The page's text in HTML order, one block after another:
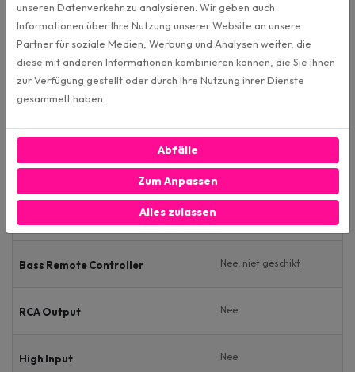
RMS Vermogen 2x 4Ω 300W
Low Pass 50 - 250 Hz
Bass Boost 0-12dB (traploos)
Bass Remote Controller Nee, niet geschikt
RCA Output Nee
High Input Nee
unseren Datenverkehr zu analysieren. Wir geben auch
Informationen über Ihre Nutzung unserer Website an unsere
Partner für soziale Medien, Werbung und Analysen weiter, die
diese mit anderen Informationen kombinieren können, die Sie ihnen
zur Verfügung gestellt oder durch Ihre Nutzung ihrer Dienste
gesammelt haben.
Abfälle
Zum Anpassen
Alles zulassen